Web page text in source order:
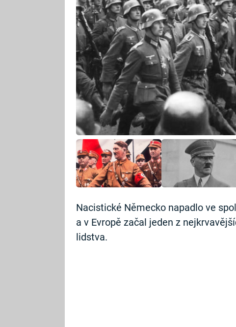
Nacistické Německo napadlo ve
a v Evropě začal jeden z
lidstva.